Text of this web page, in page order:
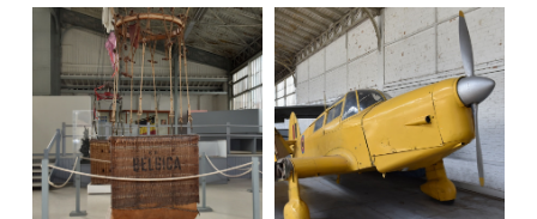
Avion d’entraînement
élémentaire - France -
Premier vol en octobre 1932 -
Vit. Max. 170 km/h - Reçu
suite à un échange - Entre au
musée en 1977.
1919 - 1945|Avion
Avion de liaison et de
tourisme - France - Premier
vol en 1934 en tant que
Messerschmitt 108 - Vit. Max.
300 km/h - Épave restaurée -
Entre au musée en 1973.
1919 - 1945